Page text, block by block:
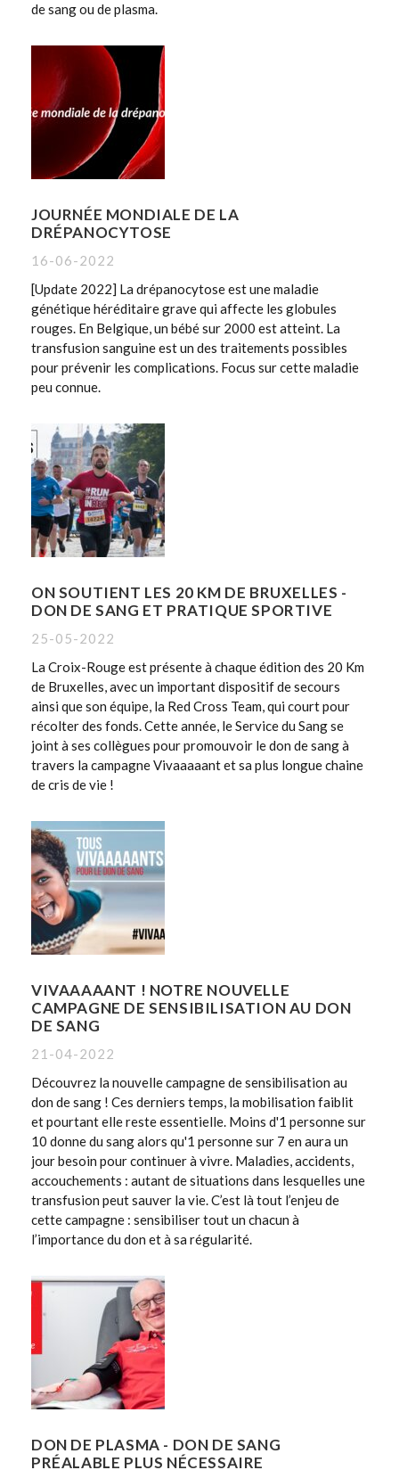
de sang ou de plasma.
JOURNÉE MONDIALE DE LA
DRÉPANOCYTOSE
16-06-2022
[Update 2022] La drépanocytose est une maladie
génétique héréditaire grave qui affecte les globules
rouges. En Belgique, un bébé sur 2000 est atteint. La
transfusion sanguine est un des traitements possibles
pour prévenir les complications. Focus sur cette maladie
peu connue.
ON SOUTIENT LES 20 KM DE BRUXELLES -
DON DE SANG ET PRATIQUE SPORTIVE
25-05-2022
La Croix-Rouge est présente à chaque édition des 20 Km
de Bruxelles, avec un important dispositif de secours
ainsi que son équipe, la Red Cross Team, qui court pour
récolter des fonds. Cette année, le Service du Sang se
joint à ses collègues pour promouvoir le don de sang à
travers la campagne Vivaaaaant et sa plus longue chaine
de cris de vie !
VIVAAAAANT ! NOTRE NOUVELLE
CAMPAGNE DE SENSIBILISATION AU DON
DE SANG
21-04-2022
Découvrez la nouvelle campagne de sensibilisation au
don de sang ! Ces derniers temps, la mobilisation faiblit
et pourtant elle reste essentielle. Moins d'1 personne sur
10 donne du sang alors qu'1 personne sur 7 en aura un
jour besoin pour continuer à vivre. Maladies, accidents,
accouchements : autant de situations dans lesquelles une
transfusion peut sauver la vie. C’est là tout l’enjeu de
cette campagne : sensibiliser tout un chacun à
l’importance du don et à sa régularité.
DON DE PLASMA - DON DE SANG
PRÉALABLE PLUS NÉCESSAIRE